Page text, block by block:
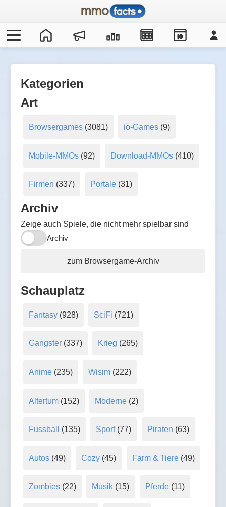
IO
Kategorien
Art
Browsergames(3081) io-Games (9)
Mobile-MMOs(92) Download-MMOs (410)
Firmen (337) Portale (31)
Archiv
Zeige auch Spiele, die nicht mehr spielbar sind
Archiv
zum Browsergame-Archiv
Schauplatz
Fantasy(928) SciFi (721)
Gangster(337) Krieg (265)
Anime(235) Wisim (222)
Altertum(152) Moderne (2)
Fussball (135) Sport(77) Piraten (63)
Autos(49) Cozy (45) Farm & Tiere(49)
Zombies(22) Musik (15) Pferde(11)